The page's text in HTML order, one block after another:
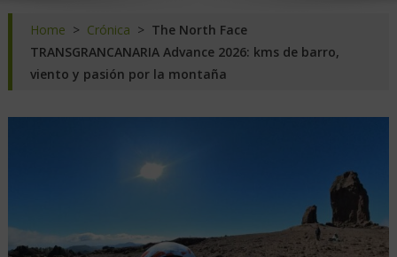
Home > Crónica > The North Face
TRANSGRANCANARIA Advance 2026: kms de barro,
viento y pasión por la montaña